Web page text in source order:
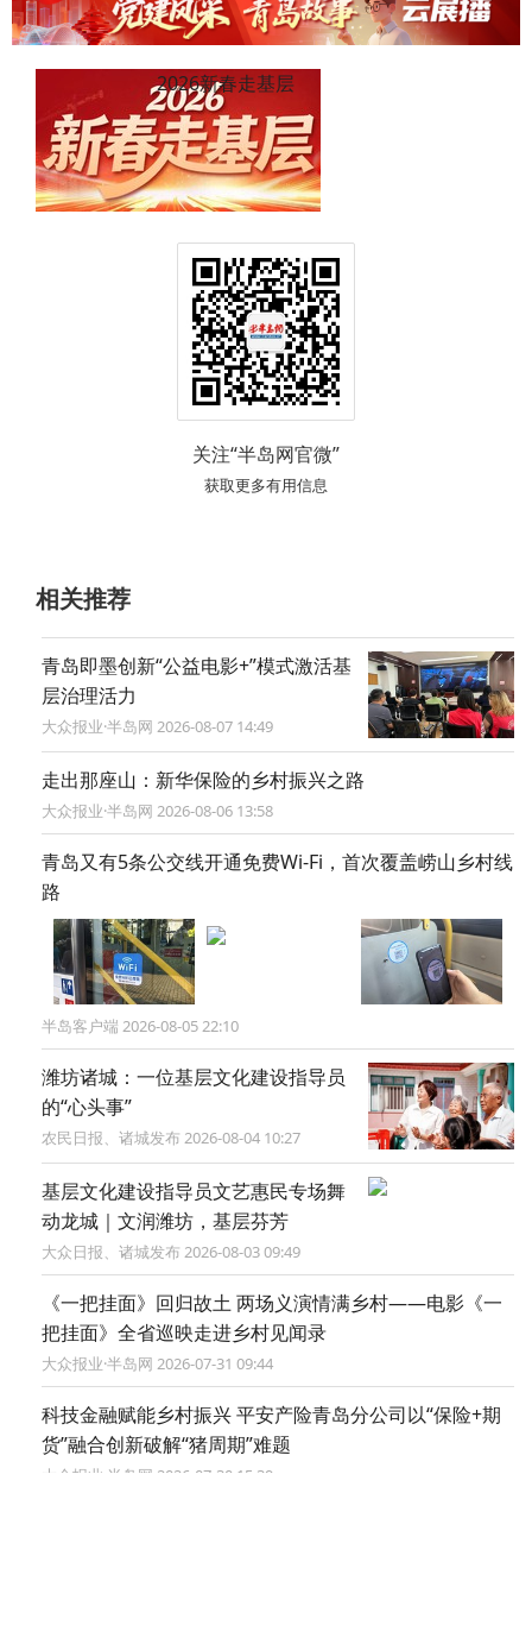
2026新春走基层
关注“半岛网官微”
获取更多有用信息
相关推荐
青岛即墨创新“公益电影+”模式激活基
层治理活力
大众报业·半岛网 2026-08-07 14:49
走出那座山：新华保险的乡村振兴之路
大众报业·半岛网 2026-08-06 13:58
青岛又有5条公交线开通免费Wi-Fi，首次覆盖崂山乡村线
路
半岛客户端 2026-08-05 22:10
潍坊诸城：一位基层文化建设指导员
的“心头事”
农民日报、诸城发布 2026-08-04 10:27
基层文化建设指导员文艺惠民专场舞
动龙城｜文润潍坊，基层芬芳
大众日报、诸城发布 2026-08-03 09:49
《一把挂面》回归故土 两场义演情满乡村——电影《一
把挂面》全省巡映走进乡村见闻录
大众报业·半岛网 2026-07-31 09:44
科技金融赋能乡村振兴 平安产险青岛分公司以“保险+期
货”融合创新破解“猪周期”难题
大众报业·半岛网 2026-07-30 15:39